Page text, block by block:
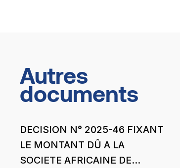
Autres
documents
DECISION N° 2025-46 FIXANT
LE MONTANT DÛ A LA
SOCIETE AFRICAINE DE